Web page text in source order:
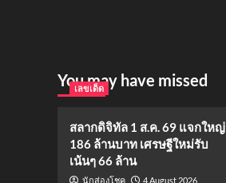
You may have missed
เลขเด็ด
สลากดิจิทัล 1 ส.ค. 69 แจกใหญ่
186 ล้านบาท เศรษฐีใหม่รับ
เน้นๆ 66 ล้าน
นักส่องโชค 4 August 2026